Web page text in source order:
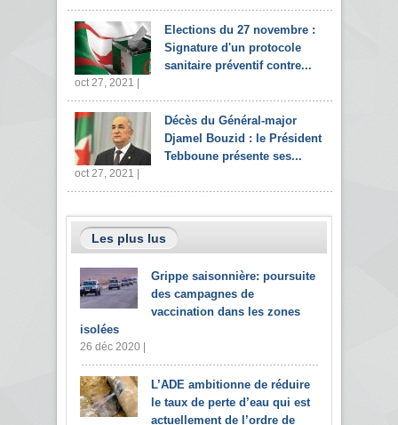
Elections du 27 novembre :
Signature d'un protocole
sanitaire préventif contre...
oct 27, 2021 |
Décès du Général-major
Djamel Bouzid : le Président
Tebboune présente ses...
oct 27, 2021 |
Les plus lus
Grippe saisonnière: poursuite
des campagnes de
vaccination dans les zones
isolées
26 déc 2020 |
L’ADE ambitionne de réduire
le taux de perte d’eau qui est
actuellement de l’ordre de